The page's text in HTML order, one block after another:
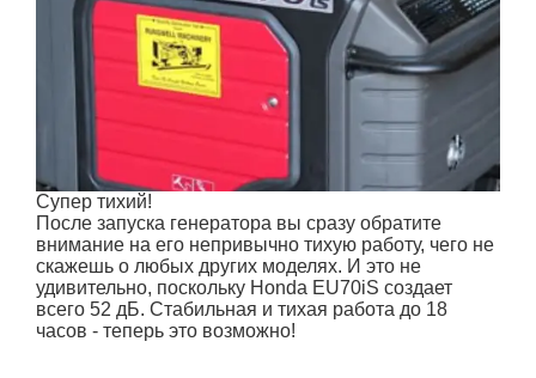
Супер тихий!
После запуска генератора вы сразу обратите
внимание на его непривычно тихую работу, чего не
скажешь о любых других моделях. И это не
удивительно, поскольку Honda EU70iS создает
всего 52 дБ. Стабильная и тихая работа до 18
часов - теперь это возможно!